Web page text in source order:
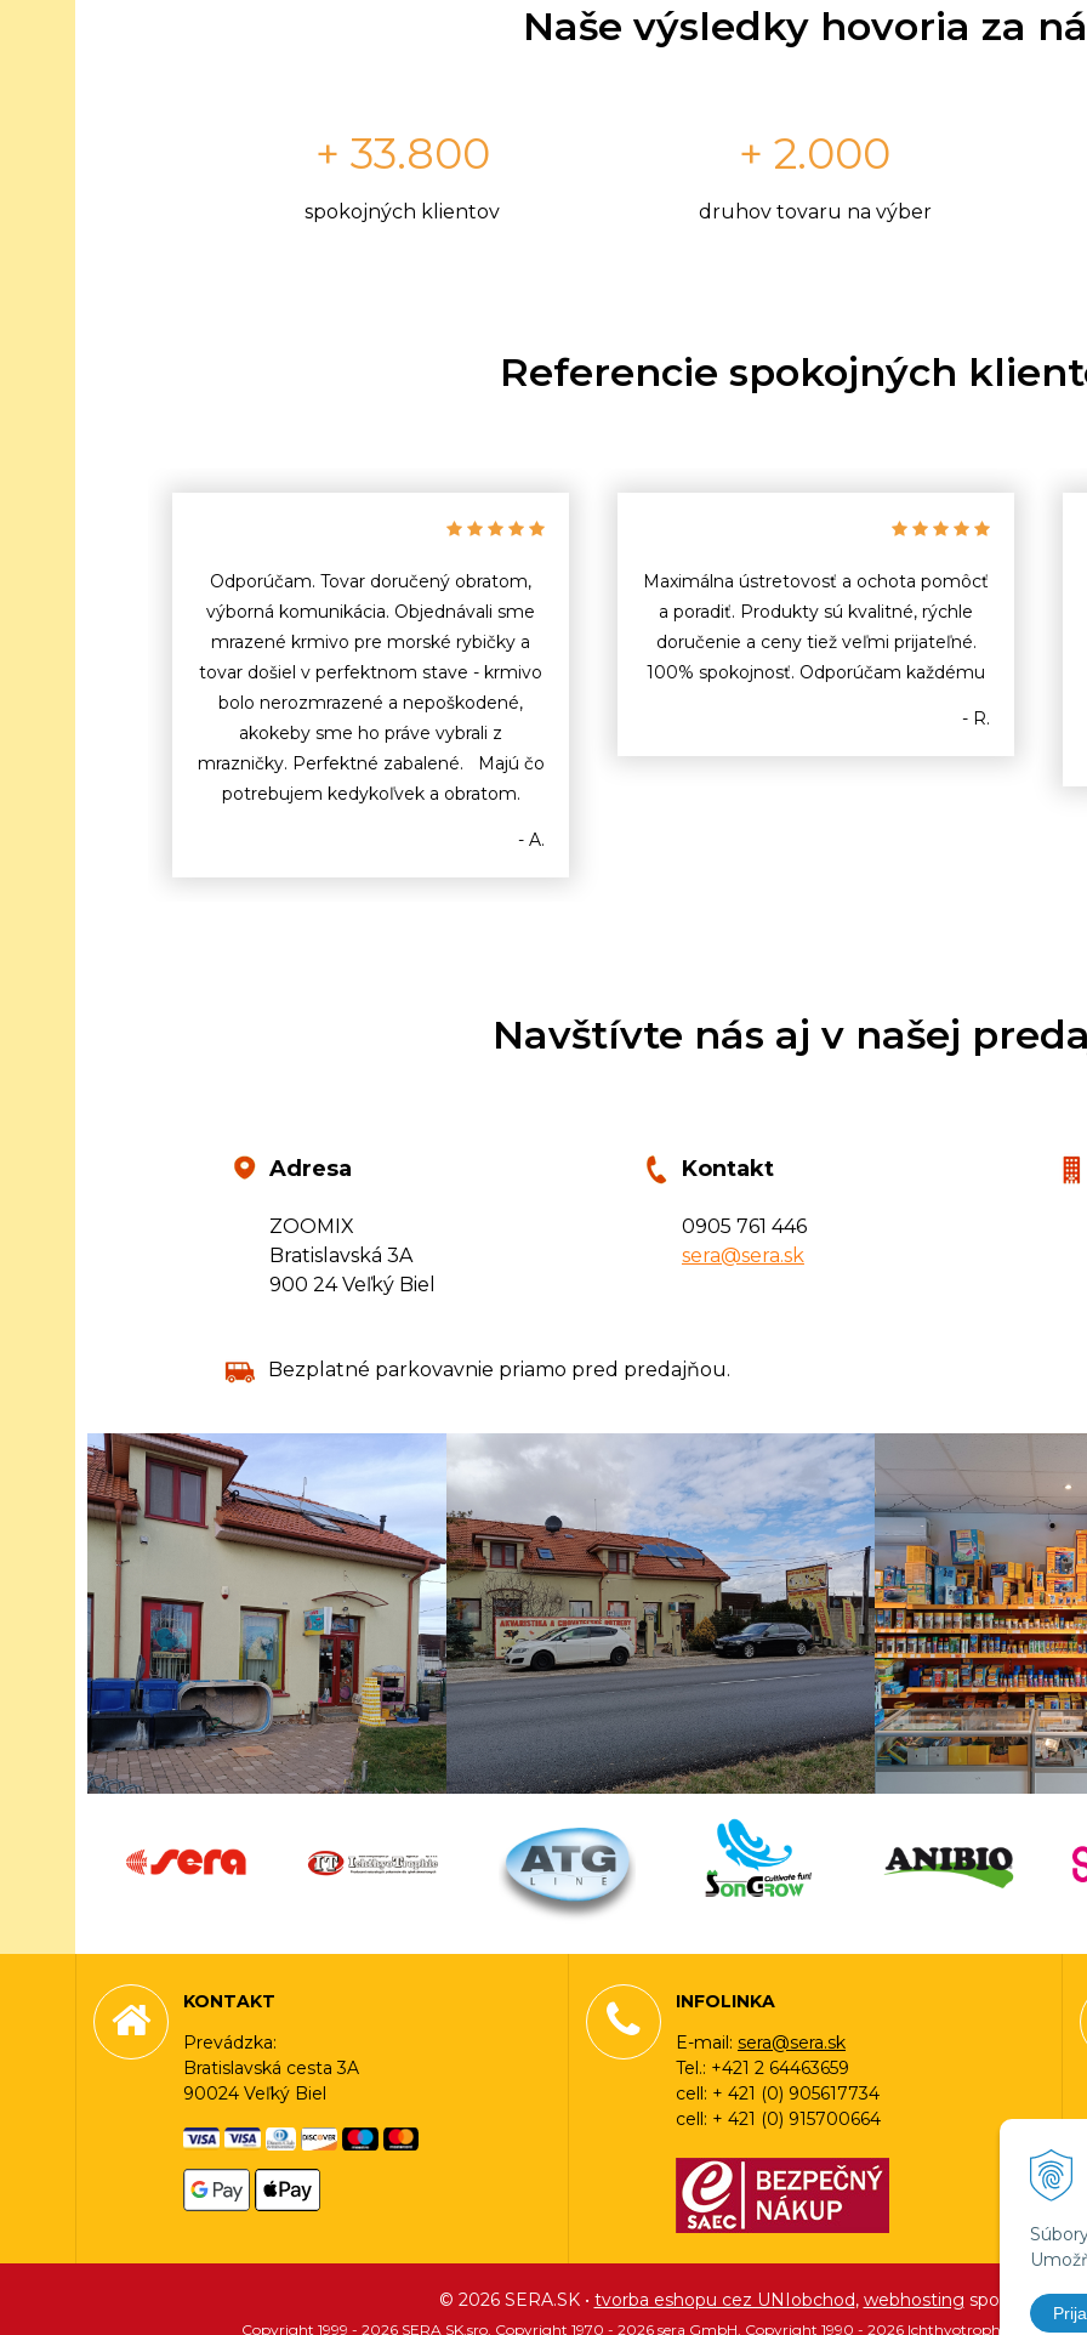
Naše výsledky hovoria za
+ 33.800
spokojných klientov
+ 2.000
druhov tovaru na výber
Referencie spokojných
Odporúčam. Tovar doručený obratom,
výborná komunikácia. Objednávali sme
mrazené krmivo pre morské rybičky a
tovar došiel v perfektnom stave - krmivo
bolo nerozmrazené a nepoškodené,
akokeby sme ho práve vybrali z
mrazničky. Perfektné zabalené. Majú čo
potrebujem kedykoľvek a obratom.
- A.
Maximálna ústretovosť a ochota pomôcť
a poradiť. Produkty sú kvalitné, rýchle
doručenie a ceny tiež veľmi prijateľné.
100% spokojnosť. Odporúčam každému
- R.
Navštívte nás aj v našej
Adresa
ZOOMIX
Bratislavská 3A
900 24 Veľký Biel
Kontakt
0905 761 446
sera@sera.sk
Bezplatné parkovavnie priamo pred predajňou.
KONTAKT
Prevádzka:
Bratislavská cesta 3A
90024 Veľký Biel
INFOLINKA
E-mail: sera@sera.sk
Tel.: +421 2 64463659
cell: + 421 (0) 905617734
cell: + 421 (0) 915700664
© 2026 SERA.SK • tvorba eshopu cez UNIobchod, webhosting spoločnosti
Copyright 1999 - 2026 SERA SK,sro, Copyright 1970 - 2026 sera GmbH, Copyright 1990 - 2026 Ichthyotrophic,